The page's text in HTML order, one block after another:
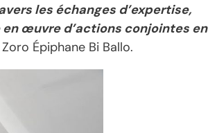
les échanges d’expertise,
œuvre d’actions conjointes en
Épiphane Bi Ballo.